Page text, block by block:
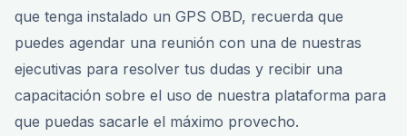
que tenga instalado un GPS OBD, recuerda que
puedes agendar una reunión con una de nuestras
ejecutivas para resolver tus dudas y recibir una
capacitación sobre el uso de nuestra plataforma para
que puedas sacarle el máximo provecho.